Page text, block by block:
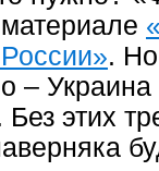
.
–
этих